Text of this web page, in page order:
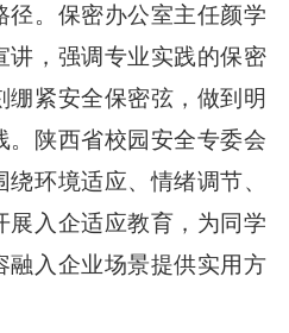
径。保密办公室主任颜学
讲，强调专业实践的保密
绷紧安全保密弦，做到明
。陕西省校园安全专委会
环境适应、情绪调节、
展入企适应教育，为同学
融入企业场景提供实用方